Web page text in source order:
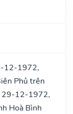
12-1972,
Phủ trên
29-12-1972,
Hoà Bình